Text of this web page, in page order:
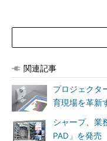
関連記事
プロジェクタ
育現場を革新
シャープ、業
PAD」を発売